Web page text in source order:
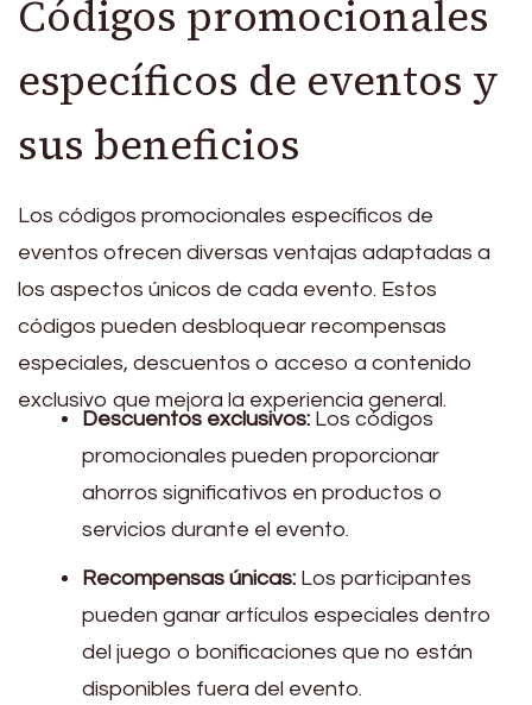
Códigos promocionales
específicos de eventos y
sus beneficios
Los códigos promocionales específicos de
eventos ofrecen diversas ventajas adaptadas a
los aspectos únicos de cada evento. Estos
códigos pueden desbloquear recompensas
especiales, descuentos o acceso a contenido
exclusivo que mejora la experiencia general.
Descuentos exclusivos: Los códigos
promocionales pueden proporcionar
ahorros significativos en productos o
servicios durante el evento.
Recompensas únicas: Los participantes
pueden ganar artículos especiales dentro
del juego o bonificaciones que no están
disponibles fuera del evento.